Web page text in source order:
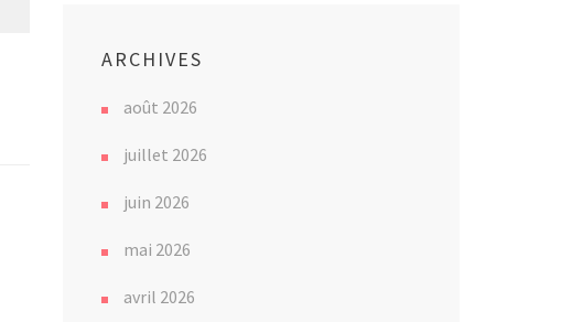
ARCHIVES
août 2026
juillet 2026
juin 2026
mai 2026
avril 2026